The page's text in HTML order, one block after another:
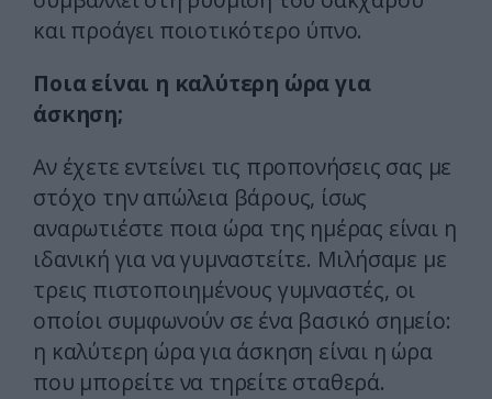
και προάγει ποιοτικότερο ύπνο.
Ποια είναι η καλύτερη ώρα για
άσκηση;
Αν έχετε εντείνει τις προπονήσεις σας με
στόχο την απώλεια βάρους, ίσως
αναρωτιέστε ποια ώρα της ημέρας είναι η
ιδανική για να γυμναστείτε. Μιλήσαμε με
τρεις πιστοποιημένους γυμναστές, οι
οποίοι συμφωνούν σε ένα βασικό σημείο:
η καλύτερη ώρα για άσκηση είναι η ώρα
που μπορείτε να τηρείτε σταθερά.